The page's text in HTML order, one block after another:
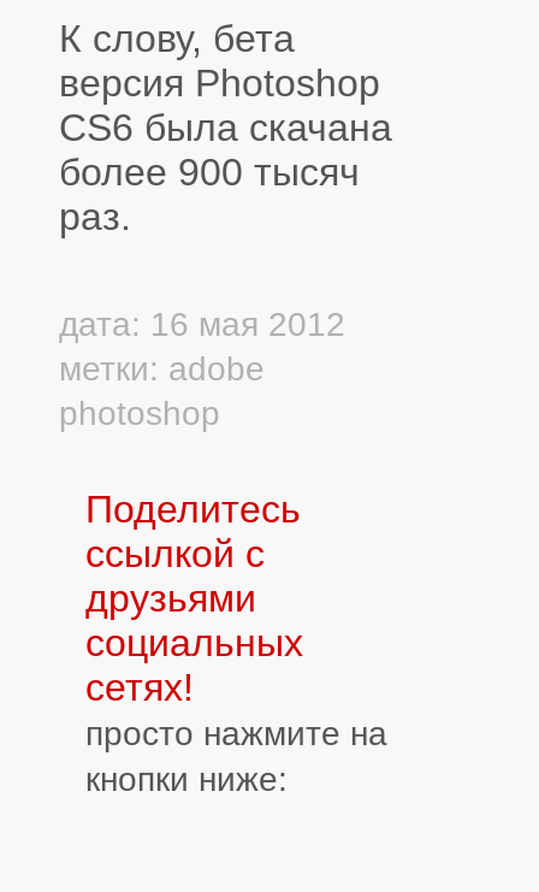
К слову, бета
версия Photoshop
CS6 была скачана
более 900 тысяч
раз.
дата: 16 мая 2012
метки: adobe
photoshop
Поделитесь
ссылкой с
друзьями
социальных
сетях!
просто нажмите на
кнопки ниже: